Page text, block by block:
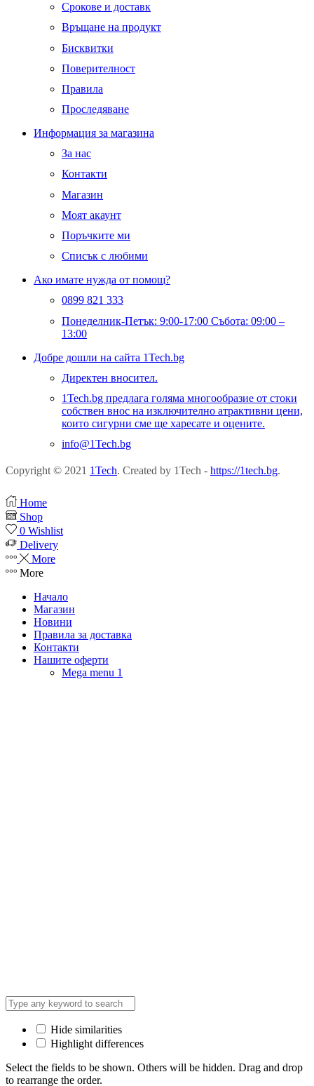
Срокове и доставк
Връщане на продукт
Бисквитки
Поверителност
Правила
Проследяване
Информация за магазина
За нас
Контакти
Магазин
Моят акаунт
Поръчките ми
Списък с любими
Ако имате нужда от помощ?
0899 821 333
Понеделник-Петък: 9:00-17:00 Събота: 09:00 –
13:00
Добре дошли на сайта 1Tech.bg
Директен вносител.
1Tech.bg предлага голяма многообразие от стоки
собствен внос на изключително атрактивни цени,
които сигурни сме ще харесате и оцените.
info@1Tech.bg
Copyright © 2021 1Tech. Created by 1Tech - https://1tech.bg.
Home
Shop
0 Wishlist
Delivery
More
More
Начало
Магазин
Новини
Правила за доставка
Контакти
Нашите оферти
Mega menu 1
Hide similarities
Highlight differences
Select the fields to be shown. Others will be hidden. Drag and drop
to rearrange the order.